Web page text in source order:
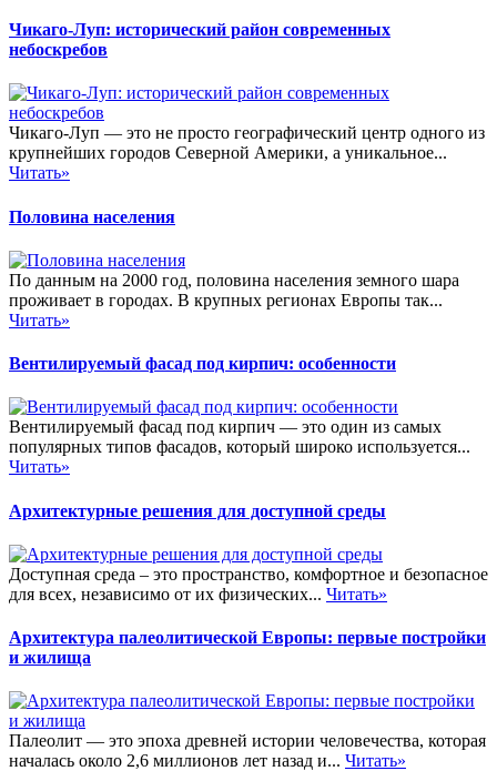
Чикаго-Луп: исторический район современных
небоскребов
Чикаго-Луп — это не просто географический центр одного из
крупнейших городов Северной Америки, а уникальное...
Читать»
Половина населения
По данным на 2000 год, половина населения земного шара
проживает в городах. В крупных регионах Европы так...
Читать»
Вентилируемый фасад под кирпич: особенности
Вентилируемый фасад под кирпич — это один из самых
популярных типов фасадов, который широко используется...
Читать»
Архитектурные решения для доступной среды
Доступная среда – это пространство, комфортное и безопасное
для всех, независимо от их физических... Читать»
Архитектура палеолитической Европы: первые постройки
и жилища
Палеолит — это эпоха древней истории человечества, которая
началась около 2,6 миллионов лет назад и... Читать»